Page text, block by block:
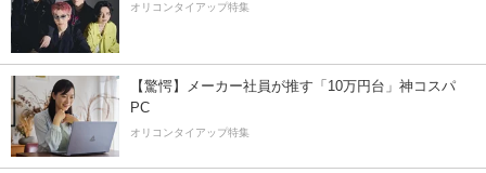
オリコンタイアップ特集
【驚愕】メーカー社員が推す「10万円台」神コスパ
PC
オリコンタイアップ特集